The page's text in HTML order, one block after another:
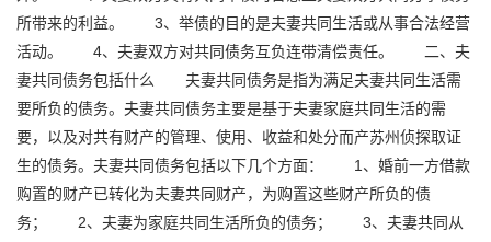
所带来的利益。 3、举债的目的是夫妻共同生活或从事合法经营
活动。 4、夫妻双方对共同债务互负连带清偿责任。 二、夫
妻共同债务包括什么 夫妻共同债务是指为满足夫妻共同生活需
要所负的债务。夫妻共同债务主要是基于夫妻家庭共同生活的需
要，以及对共有财产的管理、使用、收益和处分而产苏州侦探取证
生的债务。夫妻共同债务包括以下几个方面： 1、婚前一方借款
购置的财产已转化为夫妻共同财产，为购置这些财产所负的债
务； 2、夫妻为家庭共同生活所负的债务； 3、夫妻共同从